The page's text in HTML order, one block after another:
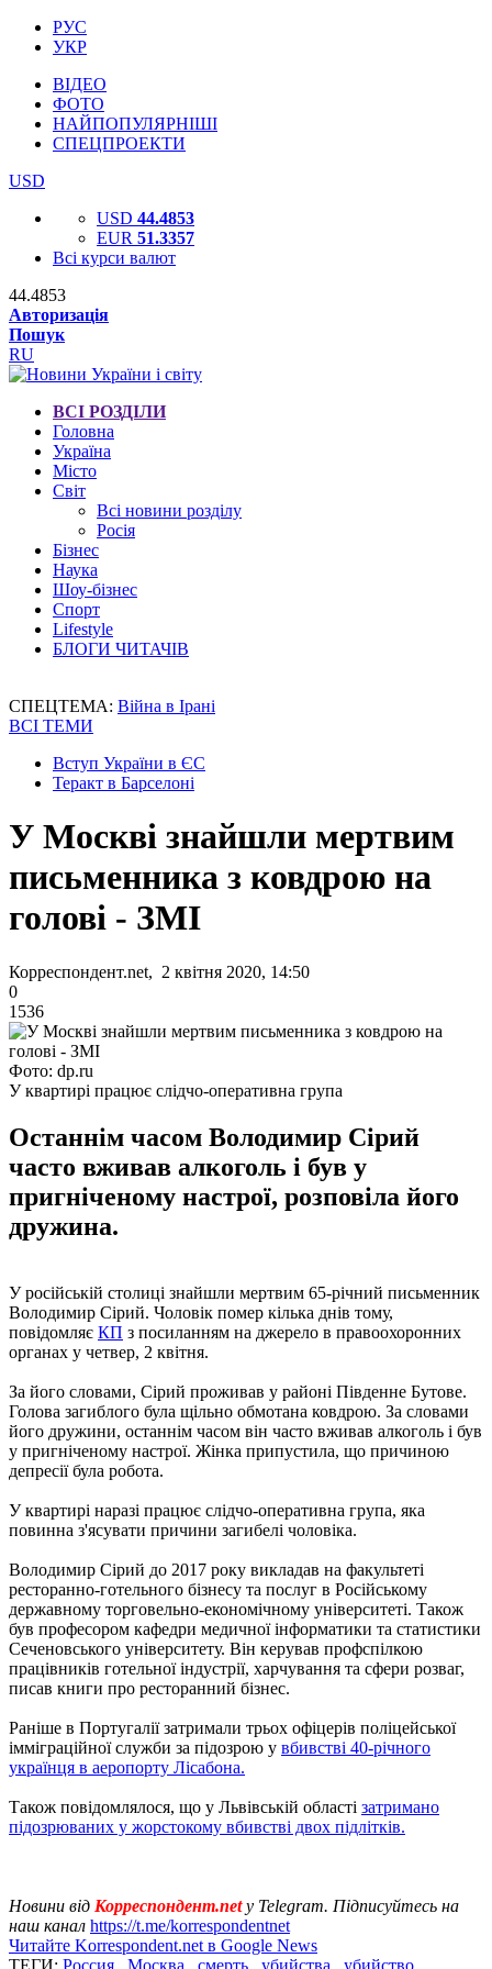
РУС
УКР
ВІДЕО
ФОТО
НАЙПОПУЛЯРНІШІ
СПЕЦПРОЕКТИ
USD
USD 44.4853
EUR 51.3357
Всі курси валют
44.4853
Авторизація
Пошук
RU
ВСІ РОЗДІЛИ
Головна
Україна
Місто
Світ
Всі новини розділу
Росія
Бізнес
Наука
Шоу-бізнес
Спорт
Lifestyle
БЛОГИ ЧИТАЧІВ
СПЕЦТЕМА: Війна в Ірані
ВСІ ТЕМИ
Вступ України в ЄС
Теракт в Барселоні
У Москві знайшли мертвим
письменника з ковдрою на
голові - ЗМІ
Корреспондент.net, 2 квітня 2020, 14:50
0
1536
Фото: dp.ru
У квартирі працює слідчо-оперативна група
Останнім часом Володимир Сірий
часто вживав алкоголь і був у
пригніченому настрої, розповіла його
дружина.
У російській столиці знайшли мертвим 65-річний письменник
Володимир Сірий. Чоловік помер кілька днів тому,
повідомляє КП з посиланням на джерело в правоохоронних
органах у четвер, 2 квітня.
За його словами, Сірий проживав у районі Південне Бутове.
Голова загиблого була щільно обмотана ковдрою. За словами
його дружини, останнім часом він часто вживав алкоголь і був
у пригніченому настрої. Жінка припустила, що причиною
депресії була робота.
У квартирі наразі працює слідчо-оперативна група, яка
повинна з'ясувати причини загибелі чоловіка.
Володимир Сірий до 2017 року викладав на факультеті
ресторанно-готельного бізнесу та послуг в Російському
державному торговельно-економічному університеті. Також
був професором кафедри медичної інформатики та статистики
Сеченовського університету. Він керував профспілкою
працівників готельної індустрії, харчування та сфери розваг,
писав книги про ресторанний бізнес.
Раніше в Португалії затримали трьох офіцерів поліцейської
імміграційної служби за підозрою у вбивстві 40-річного
українця в аеропорту Лісабона.
Також повідомлялося, що у Львівській області затримано
підозрюваних у жорстокому вбивстві двох підлітків.
Новини від Корреспондент.net у Telegram. Підписуйтесь на
наш канал https://t.me/korrespondentnet
Читайте Korrespondent.net в Google News
ТЕГИ: Россия Москва смерть убийства убийство